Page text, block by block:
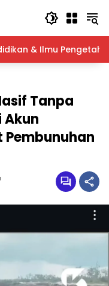
& Ilmu
Tanpa
Akun
Pembunuhan